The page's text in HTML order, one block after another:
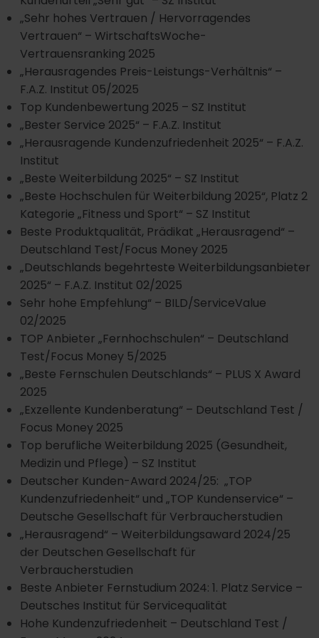
„Sehr hohes Vertrauen / Hervorragendes
Vertrauen“ – WirtschaftsWoche-
Vertrauensranking 2025
„Herausragendes Preis-Leistungs-Verhältnis“ –
F.A.Z. Institut 05/2025
Top Kundenbewertung 2025 – SZ Institut
„Bester Service 2025“ – F.A.Z. Institut
„Herausragende Kundenzufriedenheit 2025“ – F.A.Z.
Institut
„Beste Weiterbildung 2025“ – SZ Institut
„Beste Hochschulen für Weiterbildung 2025“, Platz 2
Kategorie „Fitness und Sport“ – SZ Institut
Beste Produktqualität, Prädikat „Herausragend“ –
Deutschland Test/Focus Money 2025
„Deutschlands begehrteste Weiterbildungsanbieter
2025“ – F.A.Z. Institut 02/2025
Sehr hohe Empfehlung“ – BILD/ServiceValue
02/2025
TOP Anbieter „Fernhochschulen“ – Deutschland
Test/Focus Money 5/2025
„Beste Fernschulen Deutschlands“ – PLUS X Award
2025
„Exzellente Kundenberatung“ – Deutschland Test /
Focus Money 2025
Top berufliche Weiterbildung 2025 (Gesundheit,
Medizin und Pflege) – SZ Institut
Deutscher Kunden-Award 2024/25: „TOP
Kundenzufriedenheit“ und „TOP Kundenservice“ –
Deutsche Gesellschaft für Verbraucherstudien
„Herausragend“ – Weiterbildungsaward 2024/25
der Deutschen Gesellschaft für
Verbraucherstudien
Beste Anbieter Fernstudium 2024: 1. Platz Service –
Deutsches Institut für Servicequalität
Hohe Kundenzufriedenheit – Deutschland Test /